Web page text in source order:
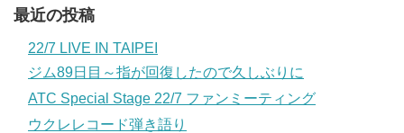
最近の投稿
22/7 LIVE IN TAIPEI
ジム89日目～指が回復したので久しぶりに
ATC Special Stage 22/7 ファンミーティング
ウクレレコード弾き語り